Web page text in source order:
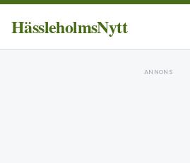
HässleholmsNytt
ANNONS